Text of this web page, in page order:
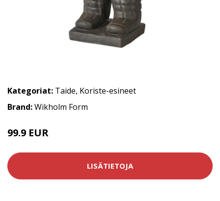
Kategoriat: Taide, Koriste-esineet
Brand:Wikholm Form
99.9 EUR
LISÄTIETOJA